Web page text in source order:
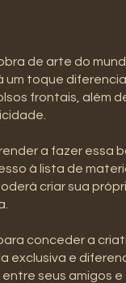
de arte do
toque
frontais, além
a fazer essa
à lista de
criar sua
conceder a
exclusiva e
seus amigos e